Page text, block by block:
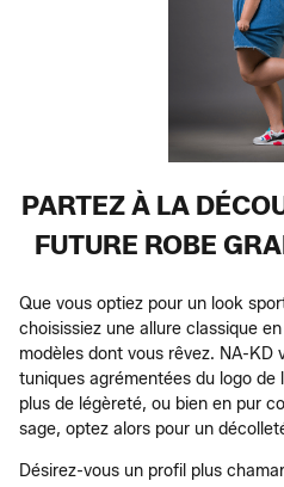
PARTEZ À LA
FUTURE ROBE
Que vous optiez pour un look
choisissiez une allure classique
modèles dont vous rêvez. NA-KD
tuniques agrémentées du logo de
plus de légèreté, ou bien en pur
sage, optez alors pour un
Désirez-vous un profil plus